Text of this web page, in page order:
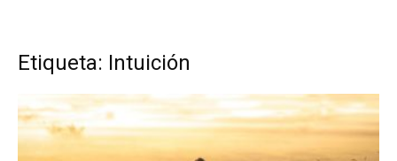
Etiqueta: Intuición